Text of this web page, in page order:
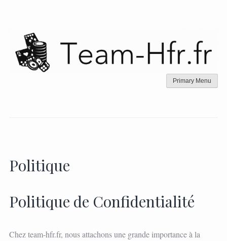
Primary Menu
Politique
Politique de Confidentialité
Chez team-hfr.fr, nous attachons une grande importance à la